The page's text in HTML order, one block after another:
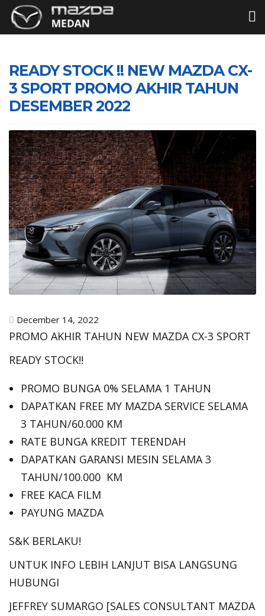
READY STOCK !! NEW MAZDA CX-
3 SPORT PROMO AKHIR TAHUN
DESEMBER 2022
December 14, 2022
PROMO AKHIR TAHUN NEW MAZDA CX-3 SPORT
READY STOCK!!
PROMO BUNGA 0% SELAMA 1 TAHUN
DAPATKAN FREE MY MAZDA SERVICE SELAMA
3 TAHUN/60.000 KM
RATE BUNGA KREDIT TERENDAH
DAPATKAN GARANSI MESIN SELAMA 3
TAHUN/100.000 KM
FREE KACA FILM
PAYUNG MAZDA
S&K BERLAKU!
UNTUK INFO LEBIH LANJUT BISA LANGSUNG
HUBUNGI
JEFFREY SUMARGO [SALES CONSULTANT MAZDA